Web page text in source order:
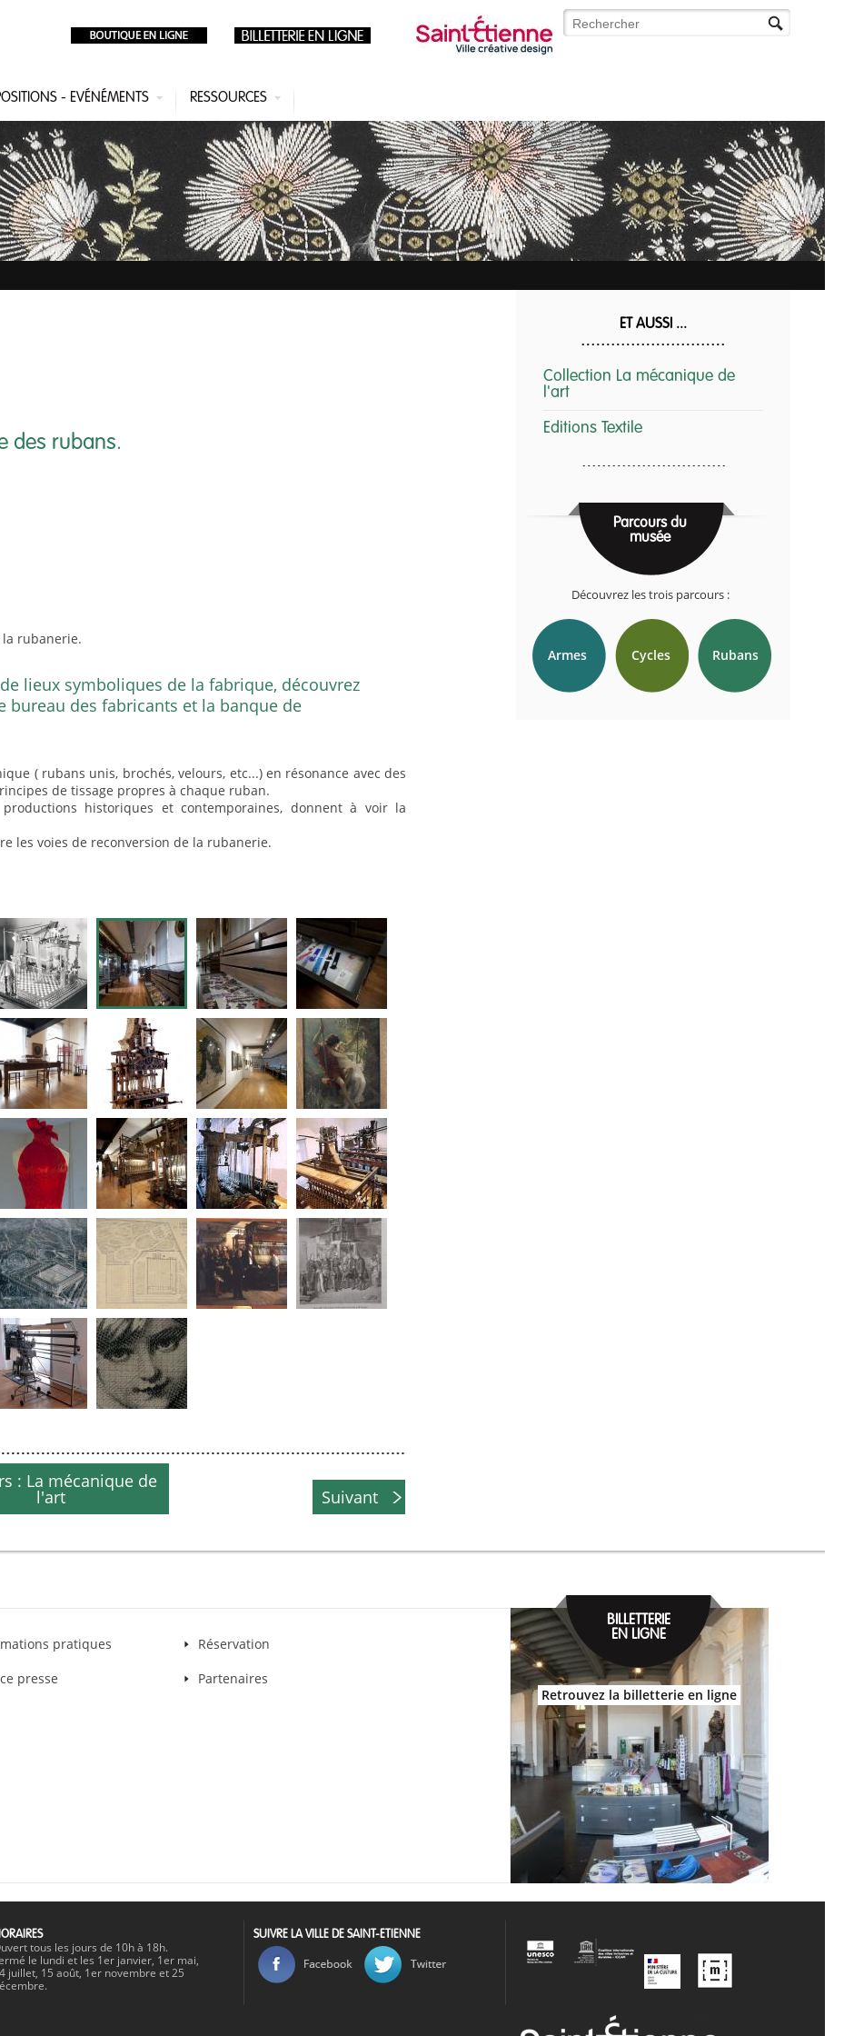
Formulaire de recherche
Rechercher
- EVÉNÉMENTS RESSOURCES
des rubans.
rubanerie.
lieux symboliques de la fabrique, découvrez
bureau des fabricants et la banque de
( rubans unis, brochés, velours, etc...) en résonance avec des
de tissage propres à chaque ruban.
historiques et contemporaines, donnent à voir la
les voies de reconversion de la rubanerie.
: La mécanique de
l'art Suivant
ET AUSSI ...
Collection La mécanique de
l'art
Editions Textile
Parcours du
musée
Découvrez les trois parcours :
Armes Cycles Rubans
pratiques
Réservation
presse
Partenaires
BILLETTERIE
EN LIGNE
Retrouvez la billetterie en ligne
tous les jours de 10h à 18h.
le lundi et les 1er janvier, 1er mai,
juillet, 15 août, 1er novembre et 25
SUIVRE LA VILLE DE SAINT-ETIENNE